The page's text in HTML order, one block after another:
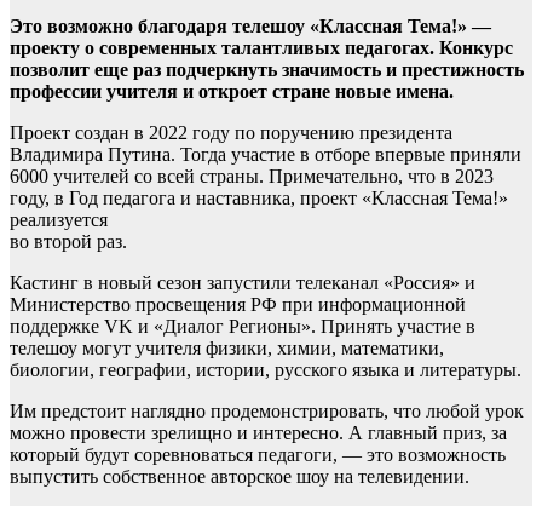
Это возможно благодаря телешоу «Классная Тема!» —
проекту о современных талантливых педагогах. Конкурс
позволит еще раз подчеркнуть значимость и престижность
профессии учителя и откроет стране новые имена.
Проект создан в 2022 году по поручению президента
Владимира Путина. Тогда участие в отборе впервые приняли
6000 учителей со всей страны. Примечательно, что в 2023
году, в Год педагога и наставника, проект «Классная Тема!»
реализуется
во второй раз.
Кастинг в новый сезон запустили телеканал «Россия» и
Министерство просвещения РФ при информационной
поддержке VK и «Диалог Регионы». Принять участие в
телешоу могут учителя физики, химии, математики,
биологии, географии, истории, русского языка и литературы.
Им предстоит наглядно продемонстрировать, что любой урок
можно провести зрелищно и интересно. А главный приз, за
который будут соревноваться педагоги, — это возможность
выпустить собственное авторское шоу на телевидении.